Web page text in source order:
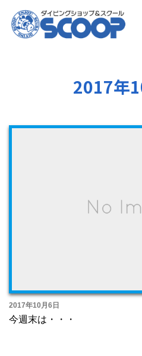
2017年
2017年10月6日
今週末は・・・